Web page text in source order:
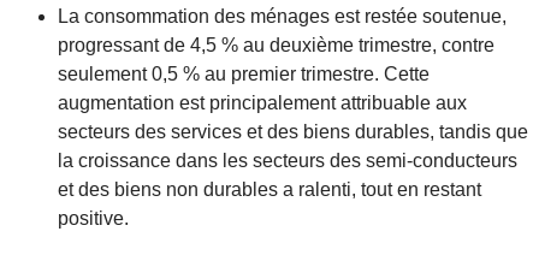
La consommation des ménages est restée soutenue,
progressant de 4,5 % au deuxième trimestre, contre
seulement 0,5 % au premier trimestre. Cette
augmentation est principalement attribuable aux
secteurs des services et des biens durables, tandis que
la croissance dans les secteurs des semi-conducteurs
et des biens non durables a ralenti, tout en restant
positive.